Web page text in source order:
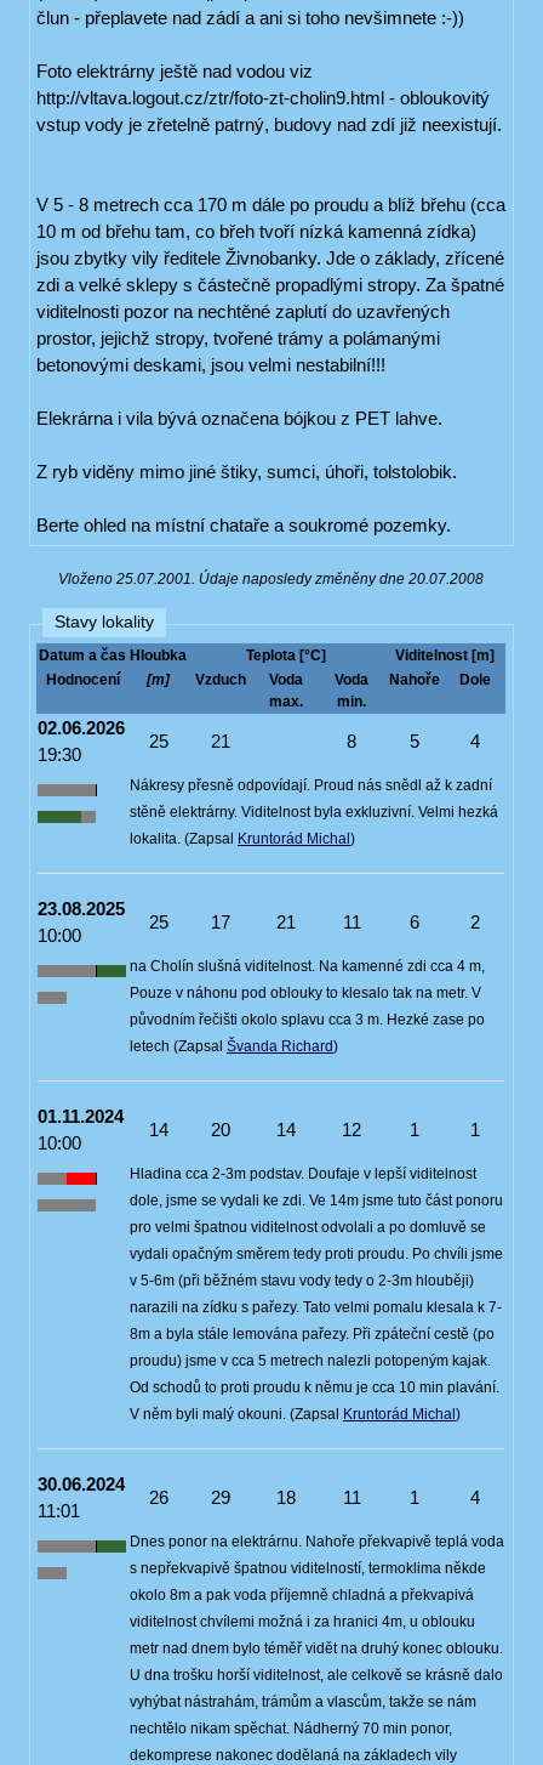
člun - přeplavete nad zádí a ani si toho nevšimnete :-))
Foto elektrárny ještě nad vodou viz
http://vltava.logout.cz/ztr/foto-zt-cholin9.html - obloukovitý
vstup vody je zřetelně patrný, budovy nad zdí již neexistují.
V 5 - 8 metrech cca 170 m dále po proudu a blíž břehu (cca
10 m od břehu tam, co břeh tvoří nízká kamenná zídka)
jsou zbytky vily ředitele Živnobanky. Jde o základy, zřícené
zdi a velké sklepy s částečně propadlými stropy. Za špatné
viditelnosti pozor na nechtěné zaplutí do uzavřených
prostor, jejichž stropy, tvořené trámy a polámanými
betonovými deskami, jsou velmi nestabilní!!!
Elekrárna i vila bývá označena bójkou z PET lahve.
Z ryb viděny mimo jiné štiky, sumci, úhoři, tolstolobik.
Berte ohled na místní chataře a soukromé pozemky.
Vloženo 25.07.2001. Údaje naposledy změněny dne 20.07.2008
Stavy lokality
Datum a čas Hloubka Teplota [°C]
Viditelnost [m]
Hodnocení
[m] Vzduch
Voda
max.
Voda
min.
Nahoře Dole
02.06.2026
19:30
25 21 8 5 4
Nákresy přesně odpovídají. Proud nás snědl až k zadní
stěně elektrárny. Viditelnost byla exkluzivní. Velmi hezká
lokalita. (Zapsal Kruntorád Michal)
23.08.2025
10:00
25 17 21 11 6 2
na Cholín slušná viditelnost. Na kamenné zdi cca 4 m,
Pouze v náhonu pod oblouky to klesalo tak na metr. V
původním řečišti okolo splavu cca 3 m. Hezké zase po
letech (Zapsal Švanda Richard)
01.11.2024
10:00
14 20 14 12 1 1
Hladina cca 2-3m podstav. Doufaje v lepší viditelnost
dole, jsme se vydali ke zdi. Ve 14m jsme tuto část ponoru
pro velmi špatnou viditelnost odvolali a po domluvě se
vydali opačným směrem tedy proti proudu. Po chvíli jsme
v 5-6m (při běžném stavu vody tedy o 2-3m hlouběji)
narazili na zídku s pařezy. Tato velmi pomalu klesala k 7-
8m a byla stále lemována pařezy. Při zpáteční cestě (po
proudu) jsme v cca 5 metrech nalezli potopeným kajak.
Od schodů to proti proudu k němu je cca 10 min plavání.
V něm byli malý okouni. (Zapsal Kruntorád Michal)
30.06.2024
11:01
26 29 18 11 1 4
Dnes ponor na elektrárnu. Nahoře překvapivě teplá voda
s nepřekvapivě špatnou viditelností, termoklima někde
okolo 8m a pak voda příjemně chladná a překvapivá
viditelnost chvílemi možná i za hranici 4m, u oblouku
metr nad dnem bylo téměř vidět na druhý konec oblouku.
U dna trošku horší viditelnost, ale celkově se krásně dalo
vyhýbat nástrahám, trámům a vlascům, takže se nám
nechtělo nikam spěchat. Nádherný 70 min ponor,
dekomprese nakonec dodělaná na základech vily